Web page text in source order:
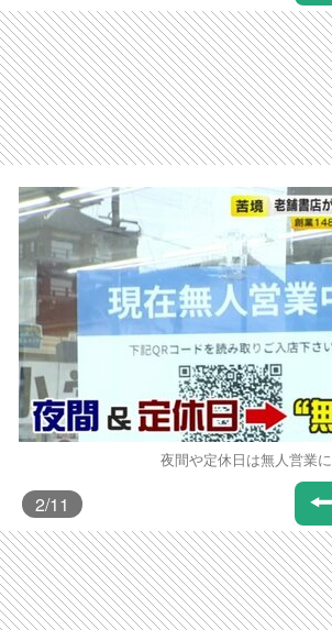
夜間や定休日は無人営業に
2/11